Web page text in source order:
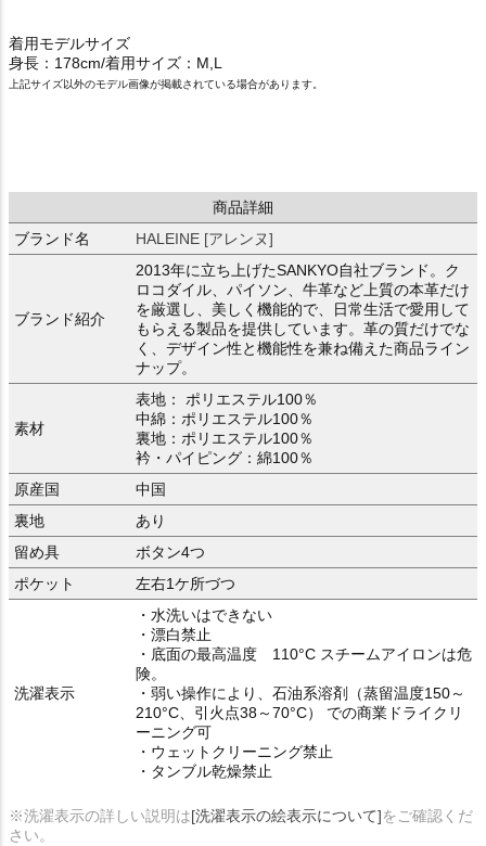
着用モデルサイズ
身長：178cm/着用サイズ：M,L
上記サイズ以外のモデル画像が掲載されている場合があります。
商品詳細
ブランド名
HALEINE [アレンヌ]
ブランド紹介
2013年に立ち上げたSANKYO自社ブランド。ク
ロコダイル、パイソン、牛革など上質の本革だけ
を厳選し、美しく機能的で、日常生活で愛用して
もらえる製品を提供しています。革の質だけでな
く、デザイン性と機能性を兼ね備えた商品ライン
ナップ。
素材
表地： ポリエステル100％
中綿：ポリエステル100％
裏地：ポリエステル100％
衿・パイピング：綿100％
原産国
中国
裏地
あり
留め具
ボタン4つ
ポケット
左右1ケ所づつ
洗濯表示
・水洗いはできない
・漂白禁止
・底面の最高温度 110°C スチームアイロンは危
険。
・弱い操作により、石油系溶剤（蒸留温度150～
210°C、引火点38～70°C） での商業ドライクリ
ーニング可
・ウェットクリーニング禁止
・タンブル乾燥禁止
※洗濯表示の詳しい説明は[洗濯表示の絵表示について]をご確認くだ
さい。